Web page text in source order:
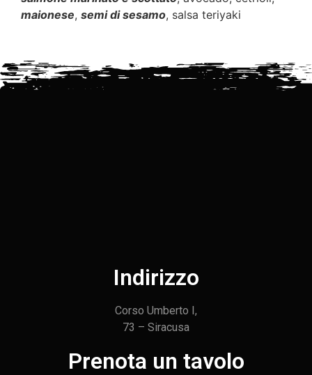
maionese, semi di sesamo, salsa teriyaki
Indirizzo
Corso Umberto I,
73 – Siracusa
Prenota un tavolo